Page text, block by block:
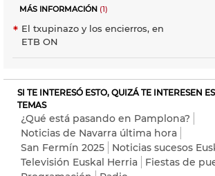
MÁS INFORMACIÓN (1)
El txupinazo y los encierros, en
ETB ON
SI TE INTERESÓ ESTO, QUIZÁ TE INTERESEN
TEMAS
¿Qué está pasando en Pamplona?
Noticias de Navarra última hora
San Fermín 2025
Noticias sucesos
Televisión Euskal Herria
Fiestas de